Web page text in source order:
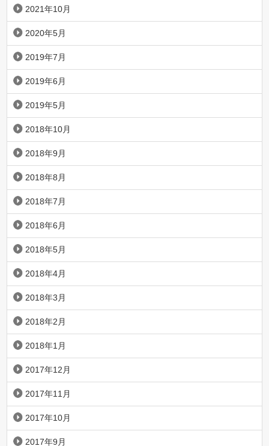
2021年10月
2020年5月
2019年7月
2019年6月
2019年5月
2018年10月
2018年9月
2018年8月
2018年7月
2018年6月
2018年5月
2018年4月
2018年3月
2018年2月
2018年1月
2017年12月
2017年11月
2017年10月
2017年9月